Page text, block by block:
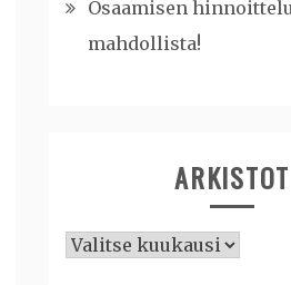
Osaamisen
mahdollista!
ARKISTOT
Arkistot